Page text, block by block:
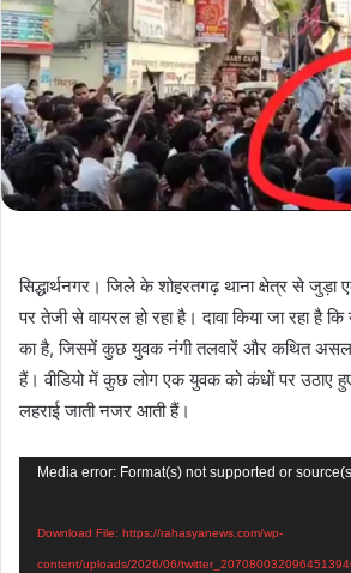
सिद्धार्थनगर। जिले के शोहरतगढ़ थाना क्षेत्र से जुड़ा
पर तेजी से वायरल हो रहा है। दावा किया जा रहा है
का है, जिसमें कुछ युवक नंगी तलवारें और कथित
हैं। वीडियो में कुछ लोग एक युवक को कंधों पर उठाए
लहराई जाती नजर आती हैं।
Video
Media error: Format(s) not supported or
Download File: https://rahasyanews.com/wp-
content/uploads/2026/06/